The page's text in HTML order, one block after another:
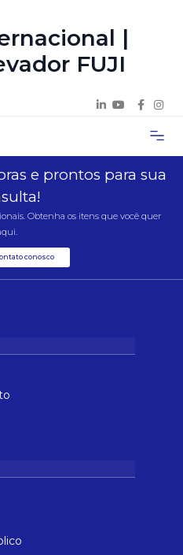
|
FUJI
e prontos para sua
Obtenha os itens que você quer
conosco